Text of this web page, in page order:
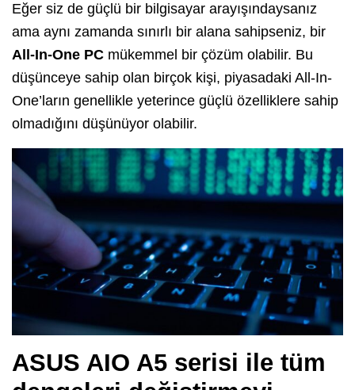
Eğer siz de güçlü bir bilgisayar arayışındaysanız
ama aynı zamanda sınırlı bir alana sahipseniz, bir
All-In-One PC mükemmel bir çözüm olabilir. Bu
düşünceye sahip olan birçok kişi, piyasadaki All-In-
One’ların genellikle yeterince güçlü özelliklere sahip
olmadığını düşünüyor olabilir.
ASUS AIO A5 serisi ile tüm